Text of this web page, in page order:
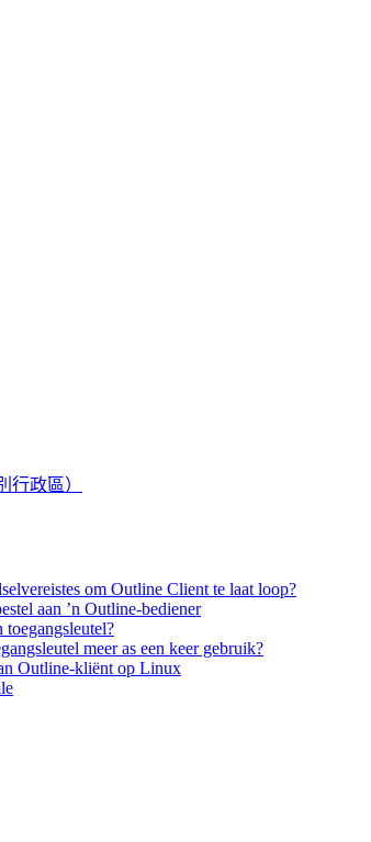
行政區）
om Outline Client te laat loop?
aan ’n Outline-bediener
toegangsleutel?
meer as een keer gebruik?
Outline-kliënt op Linux